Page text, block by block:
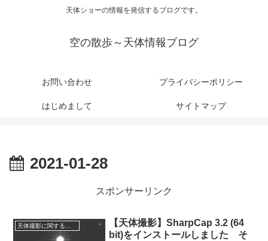
天体ショーの情報を発信するブログです。
空の散歩～天体情報ブログ
お問い合わせ プライバシーポリシー
はじめまして サイトマップ
2021-01-28
スポンサーリンク
【天体撮影】SharpCap 3.2 (64
bit)をインストールしました そ